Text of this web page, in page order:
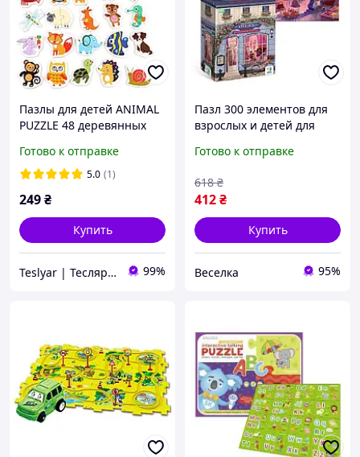
Пазлы для детей ANIMAL
PUZZLE 48 деревянных
металлической коробке
16х10х7 см розовый
Готово к отправке
5.0 (1)
249₴
Купить
Teslyar | Тесляр | Всё для дома | Подарки | Опт 99%
Пазл 300 элементов для
взрослых и детей для
мышления в стиле
Готово к отправке
412₴
618 ₴
Купить
Веселка 95%